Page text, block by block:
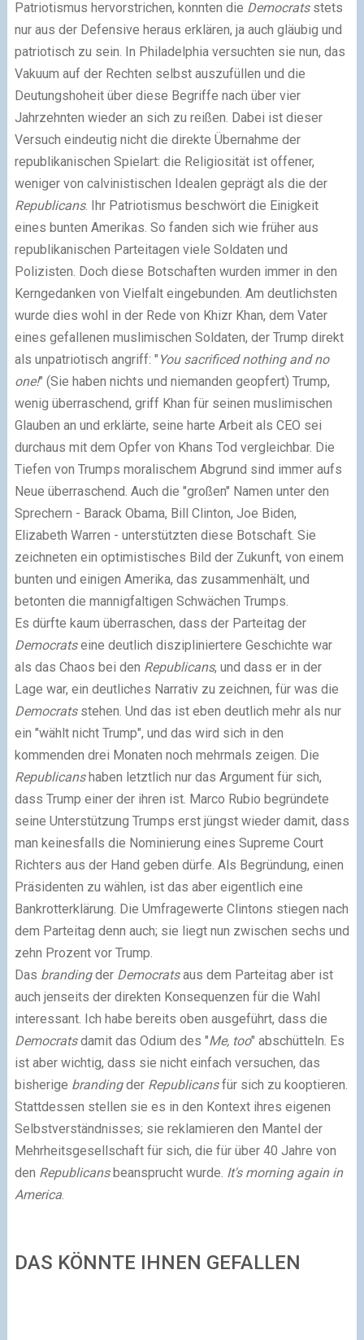
Patriotismus hervorstrichen, konnten die Democratsstets
nur aus der Defensive heraus erklären, ja auch gläubig und
patriotisch zu sein. In Philadelphia versuchten sie nun, das
Vakuum auf der Rechten selbst auszufüllen und die
Deutungshoheit über diese Begriffe nach über vier
Jahrzehnten wieder an sich zu reißen. Dabei ist dieser
Versuch eindeutig nicht die direkte Übernahme der
republikanischen Spielart: die Religiosität ist offener,
weniger von calvinistischen Idealen geprägt als die der
Republicans. Ihr Patriotismus beschwört die Einigkeit
eines bunten Amerikas. So fanden sich wie früher aus
republikanischen Parteitagen viele Soldaten und
Polizisten. Doch diese Botschaften wurden immer in den
Kerngedanken von Vielfalt eingebunden. Am deutlichsten
wurde dies wohl in der Rede von Khizr Khan, dem Vater
eines gefallenen muslimischen Soldaten, der Trump direkt
als unpatriotisch angriff: " You sacrificed nothing and no
one!" (Sie haben nichts und niemanden geopfert) Trump,
wenig überraschend, griff Khan für seinen muslimischen
Glauben an und erklärte, seine harte Arbeit als CEO sei
durchaus mit dem Opfer von Khans Tod vergleichbar. Die
Tiefen von Trumps moralischem Abgrund sind immer aufs
Neue überraschend. Auch die "großen" Namen unter den
Sprechern - Barack Obama, Bill Clinton, Joe Biden,
Elizabeth Warren - unterstützten diese Botschaft. Sie
zeichneten ein optimistisches Bild der Zukunft, von einem
bunten und einigen Amerika, das zusammenhält, und
betonten die mannigfaltigen Schwächen Trumps.
Es dürfte kaum überraschen, dass der Parteitag der
Democratseine deutlich diszipliniertere Geschichte war
als das Chaos bei den Republicans, und dass er in der
Lage war, ein deutliches Narrativ zu zeichnen, für was die
Democratsstehen. Und das ist eben deutlich mehr als nur
ein "wählt nicht Trump", und das wird sich in den
kommenden drei Monaten noch mehrmals zeigen. Die
Republicanshaben letztlich nur das Argument für sich,
dass Trump einer der ihren ist. Marco Rubio begründete
seine Unterstützung Trumps erst jüngst wieder damit, dass
man keinesfalls die Nominierung eines Supreme Court
Richters aus der Hand geben dürfe. Als Begründung, einen
Präsidenten zu wählen, ist das aber eigentlich eine
Bankrotterklärung. Die Umfragewerte Clintons stiegen nach
dem Parteitag denn auch; sie liegt nun zwischen sechs und
zehn Prozent vor Trump.
Das brandingder Democratsaus dem Parteitag aber ist
auch jenseits der direkten Konsequenzen für die Wahl
interessant. Ich habe bereits oben ausgeführt, dass die
Democratsdamit das Odium des "Me, too" abschütteln. Es
ist aber wichtig, dass sie nicht einfach versuchen, das
bisherige brandingder Republicansfür sich zu kooptieren.
Stattdessen stellen sie es in den Kontext ihres eigenen
Selbstverständnisses; sie reklamieren den Mantel der
Mehrheitsgesellschaft für sich, die für über 40 Jahre von
den Republicansbeansprucht wurde. It's morning again in
America.
DAS KÖNNTE IHNEN GEFALLEN